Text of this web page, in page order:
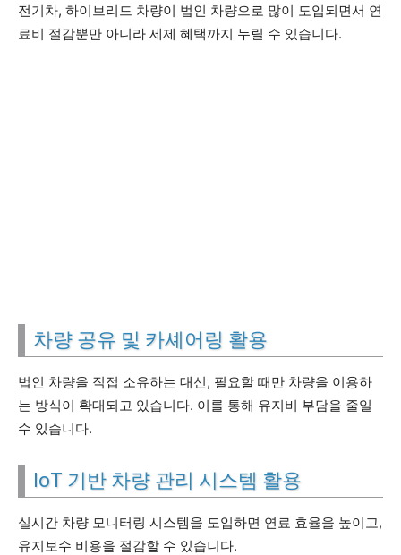
전기차, 하이브리드 차량이 법인 차량으로 많이 도입되면서 연
료비 절감뿐만 아니라 세제 혜택까지 누릴 수 있습니다.
차량 공유 및 카셰어링 활용
법인 차량을 직접 소유하는 대신, 필요할 때만 차량을 이용하
는 방식이 확대되고 있습니다. 이를 통해 유지비 부담을 줄일
수 있습니다.
IoT 기반 차량 관리 시스템 활용
실시간 차량 모니터링 시스템을 도입하면 연료 효율을 높이고,
유지보수 비용을 절감할 수 있습니다.